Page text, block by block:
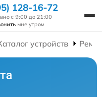
128-16-72
с 9:00 до 21:00
мне утром
устройств